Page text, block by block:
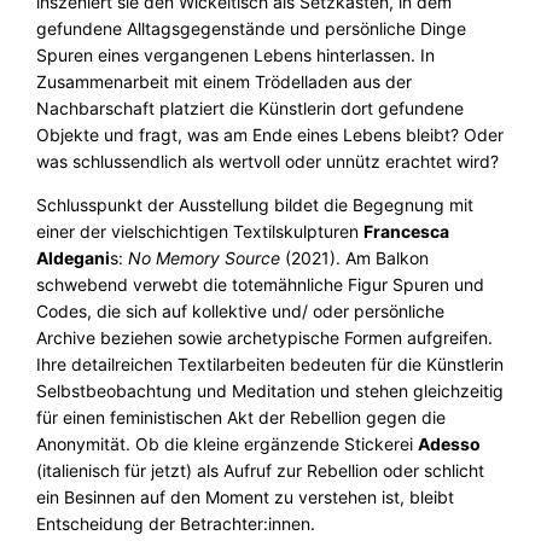
gefundene Alltagsgegenstände und persönliche Dinge
Spuren eines vergangenen Lebens hinterlassen. In
Zusammenarbeit mit einem Trödelladen aus der
Nachbarschaft platziert die Künstlerin dort gefundene
Objekte und fragt, was am Ende eines Lebens bleibt? Oder
was schlussendlich als wertvoll oder unnütz erachtet wird?
Schlusspunkt der Ausstellung bildet die Begegnung mit
einer der vielschichtigen TextilskulpturenFrancesca
Aldeganis:No Memory Source (2021). Am Balkon
schwebend verwebt die totemähnliche Figur Spuren und
Codes, die sich auf kollektive und/ oder persönliche
Archive beziehen sowie archetypische Formen aufgreifen.
Ihre detailreichen Textilarbeiten bedeuten für die Künstlerin
Selbstbeobachtung und Meditation und stehen gleichzeitig
für einen feministischen Akt der Rebellion gegen die
Anonymität. Ob die kleine ergänzende StickereiAdesso
(italienisch für jetzt) als Aufruf zur Rebellion oder schlicht
ein Besinnen auf den Moment zu verstehen ist, bleibt
Entscheidung der Betrachter:innen.